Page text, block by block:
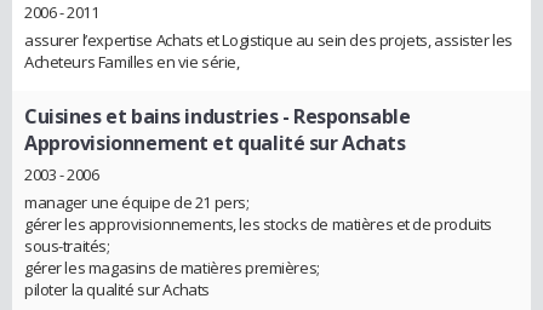
2006 - 2011
assurer l’expertise Achats et Logistique au sein des projets, assister les
Acheteurs Familles en vie série,
Cuisines et bains industries- Responsable
Approvisionnement et qualité sur Achats
2003 - 2006
manager une équipe de 21 pers;
gérer les approvisionnements, les stocks de matières et de produits
sous-traités;
gérer les magasins de matières premières;
piloter la qualité sur Achats